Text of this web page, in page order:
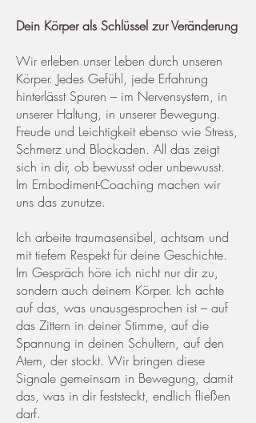
Dein Körper als Schlüssel zur Veränderung
Wir erleben unser Leben durch unseren
Körper. Jedes Gefühl, jede Erfahrung
hinterlässt Spuren – im Nervensystem, in
unserer Haltung, in unserer Bewegung.
Freude und Leichtigkeit ebenso wie Stress,
Schmerz und Blockaden. All das zeigt
sich in dir, ob bewusst oder unbewusst.
Im Embodiment-Coaching machen wir
uns das zunutze.
Ich arbeite traumasensibel, achtsam und
mit tiefem Respekt für deine Geschichte.
Im Gespräch höre ich nicht nur dir zu,
sondern auch deinem Körper. Ich achte
auf das, was unausgesprochen ist – auf
das Zittern in deiner Stimme, auf die
Spannung in deinen Schultern, auf den
Atem, der stockt. Wir bringen diese
Signale gemeinsam in Bewegung, damit
das, was in dir feststeckt, endlich fließen
darf.